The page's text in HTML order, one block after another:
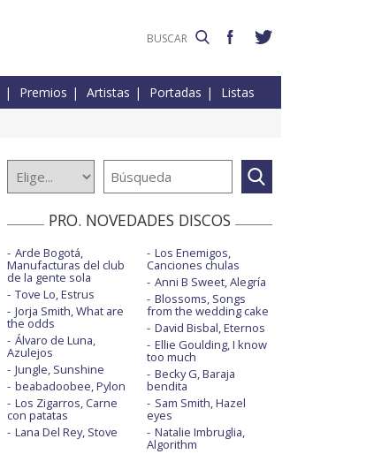
Premios Artistas Portadas Listas
PRO. NOVEDADES DISCOS
Arde Bogotá,
Manufacturas del club
de la gente sola
Tove Lo, Estrus
Jorja Smith, What are
the odds
Álvaro de Luna,
Azulejos
Jungle, Sunshine
beabadoobee, Pylon
Los Zigarros, Carne
con patatas
Lana Del Rey, Stove
Los Enemigos,
Canciones chulas
Anni B Sweet, Alegría
Blossoms, Songs
from the wedding cake
David Bisbal, Eternos
Ellie Goulding, I know
too much
Becky G, Baraja
bendita
Sam Smith, Hazel
eyes
Natalie Imbruglia,
Algorithm